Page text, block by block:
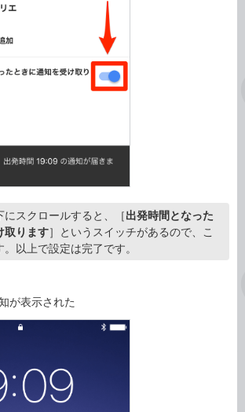
にスクロールすると、［出発時間となった
取ります］というスイッチがあるので、こ
以上で設定は完了です。
が表示された